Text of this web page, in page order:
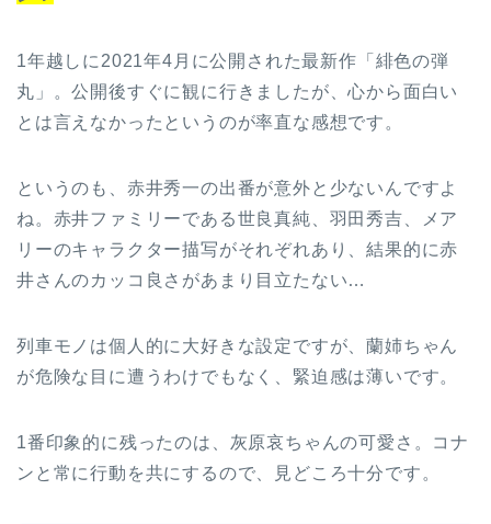
1年越しに2021年4月に公開された最新作「緋色の弾
丸」。公開後すぐに観に行きましたが、心から面白い
とは言えなかったというのが率直な感想です。
というのも、赤井秀一の出番が意外と少ないんですよ
ね。赤井ファミリーである世良真純、羽田秀吉、メア
リーのキャラクター描写がそれぞれあり、結果的に赤
井さんのカッコ良さがあまり目立たない…
列車モノは個人的に大好きな設定ですが、蘭姉ちゃん
が危険な目に遭うわけでもなく、緊迫感は薄いです。
1番印象的に残ったのは、灰原哀ちゃんの可愛さ。コナ
ンと常に行動を共にするので、見どころ十分です。